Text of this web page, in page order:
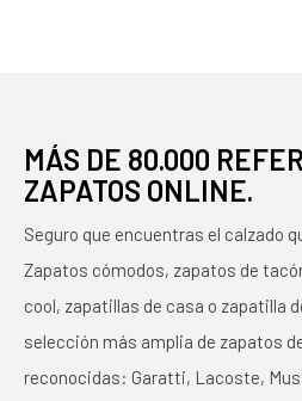
MÁS DE 80.000
ZAPATOS ONLINE.
Seguro que encuentras el calzado
Zapatos cómodos, zapatos de
cool, zapatillas de casa o zapatilla
selección más amplia de zapatos
reconocidas: Garatti, Lacoste,